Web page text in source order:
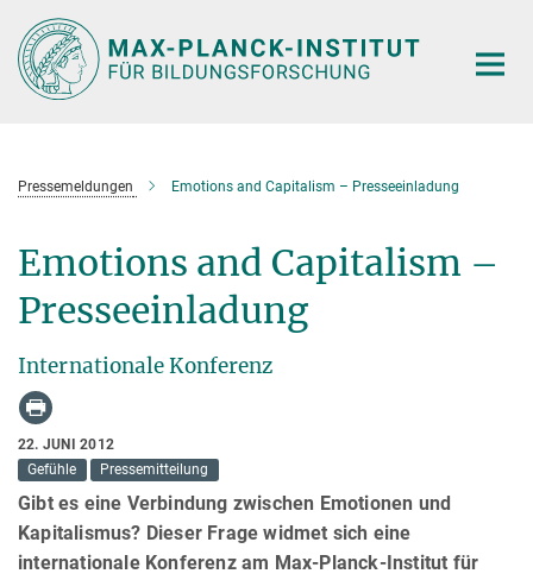
Hauptinhalt
Pressemeldungen Emotions and Capitalism – Presseeinladung
Emotions and Capitalism –
Presseeinladung
Internationale Konferenz
22. JUNI 2012
Gefühle
Pressemitteilung
Gibt es eine Verbindung zwischen Emotionen und
Kapitalismus? Dieser Frage widmet sich eine
internationale Konferenz am Max-Planck-Institut für